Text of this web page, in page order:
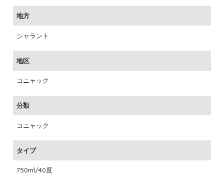
地方
シャラント
地区
コニャック
分類
コニャック
タイプ
750ml/40度